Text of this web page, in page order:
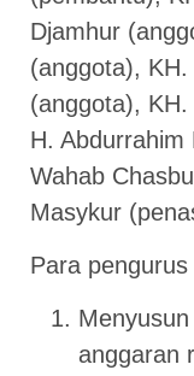
Djamhur
(anggota),
(anggota),
H.
Wahab
Masykur
Para
anggaran